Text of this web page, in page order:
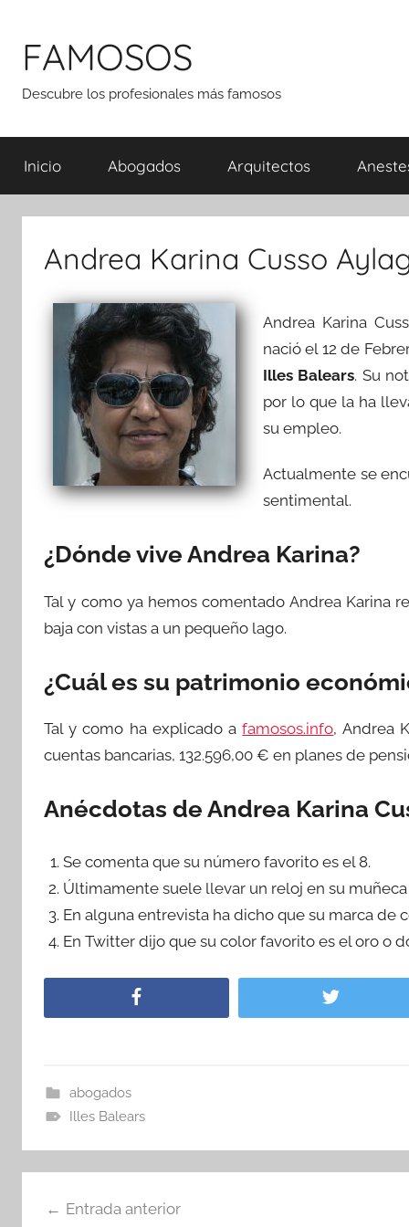
contenido
FAMOSOS
Descubre los profesionales más famosos
Inicio Abogados Arquitectos
Andrea Karina Cusso
Andrea Karina
nació el 12 de
Illes Balears. Su
por lo que la ha
su empleo.
Actualmente se
sentimental.
¿Dónde vive Andrea Karina?
Tal y como ya hemos comentado Andrea Karina
baja con vistas a un pequeño lago.
¿Cuál es su patrimonio
Tal y como ha explicado afamosos.info, Andrea
cuentas bancarias, 132.596,00 € en planes de
Anécdotas de Andrea Karina
Se comenta que su número favorito es el 8.
Últimamente suele llevar un reloj en su
En alguna entrevista ha dicho que su marca de
En Twitter dijo que su color favorito es el oro o
abogados
Illes Balears
de
Entrada anterior